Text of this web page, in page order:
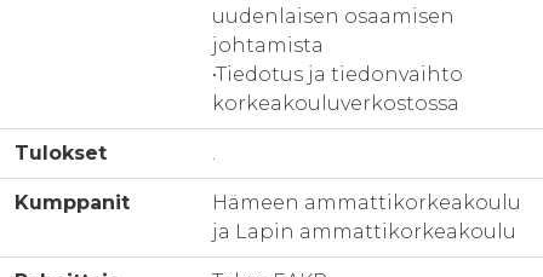
uudenlaisen osaamisen
johtamista
•Tiedotus ja tiedonvaihto
korkeakouluverkostossa
Tulokset .
Kumppanit
Hämeen ammattikorkeakoulu
ja Lapin ammattikorkeakoulu